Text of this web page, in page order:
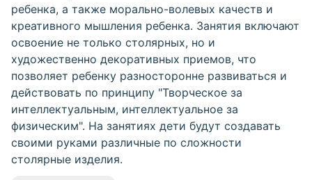
ребенка, а также морально-волевых качеств и
креативного мышления ребенка. Занятия включают
освоение не только столярных, но и
художественно декоративных приемов, что
позволяет ребенку разносторонне развиваться и
действовать по принципу "Творческое за
интеллектуальным, интеллектуальное за
физическим". На занятиях дети будут создавать
своими руками различные по сложности
столярные изделия.